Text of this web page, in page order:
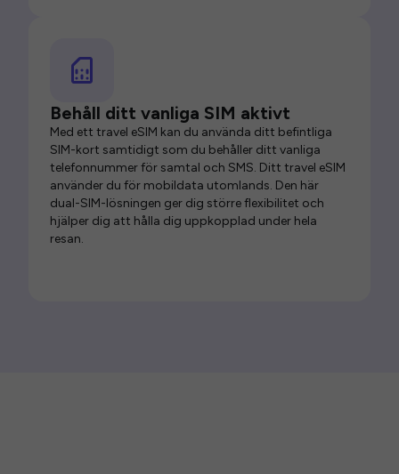
Behåll ditt vanliga SIM aktivt
Med ett travel eSIM kan du använda ditt befintliga
SIM-kort samtidigt som du behåller ditt vanliga
telefonnummer för samtal och SMS. Ditt travel eSIM
använder du för mobildata utomlands. Den här
dual-SIM-lösningen ger dig större flexibilitet och
hjälper dig att hålla dig uppkopplad under hela
resan.